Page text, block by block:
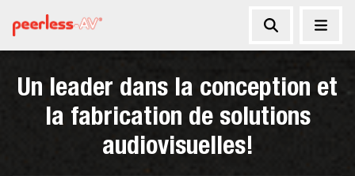
Un leader dans la conception et
la fabrication de solutions
audiovisuelles!